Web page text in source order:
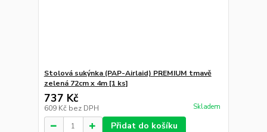
Stolová sukýnka (PAP-Airlaid) PREMIUM tmavě
zelená 72cm x 4m [1 ks]
737 Kč
609 Kč bez DPH Skladem
Přidat do košíku